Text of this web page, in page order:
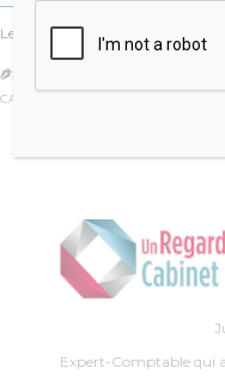
Les prélèvements sociaux ne font
JULIEN FRAYSSE
CATÉGORIE :
Expert-Comptable qui